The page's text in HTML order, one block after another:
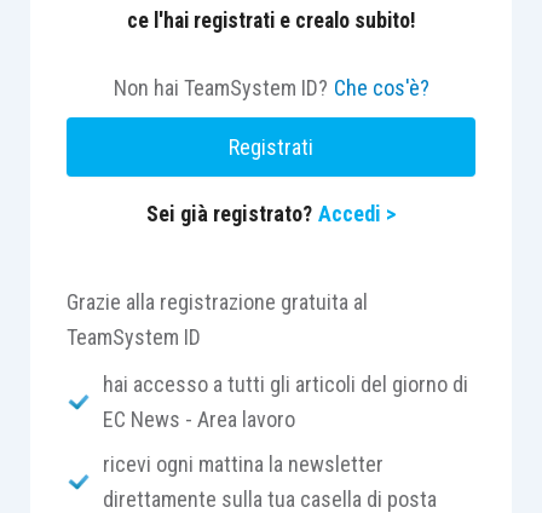
quasi integralmente escluso.
Adesso, con il D.Lgs. n.81/15 – ilc.d. Codice dei
contratti– cambiano ancora una volta le
collaborazioni autonome, con una nuova
subordinato e autonomo.
La finalità è evidente: estendere il campo delle
tutele del lavoro subordinato oltre il campo del
lavoro etero-diretto (dipendente), fino a
comprendere anche le collaborazioni
genuinamente autonome.
ce l'hai registrati e crealo subito!
Non hai TeamSystem ID? Che cos'è?
Registrati
Sei già registrato? Accedi >
Grazie alla registrazione gratuita al
TeamSystem ID
hai accesso a tutti gli articoli del giorno di
EC News - Area lavoro
ricevi ogni mattina la newsletter
direttamente sulla tua casella di posta